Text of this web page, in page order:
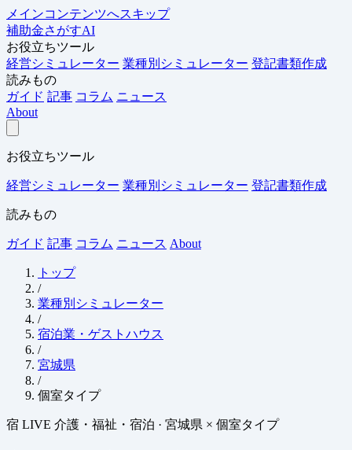
メインコンテンツへスキップ
補助金さがすAI
お役立ちツール
経営シミュレーター 業種別シミュレーター 登記書類作成
読みもの
ガイド 記事 コラム ニュース
About
お役立ちツール
経営シミュレーター 業種別シミュレーター 登記書類作成
読みもの
ガイド 記事 コラム ニュース About
トップ
/
業種別シミュレーター
/
宿泊業・ゲストハウス
/
宮城県
/
個室タイプ
宿 LIVE 介護・福祉・宿泊 · 宮城県 × 個室タイプ